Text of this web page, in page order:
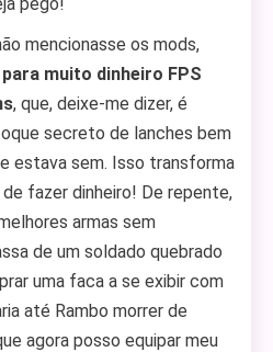
mencionasse os mods,
muito dinheiro FPS
, que, deixe-me dizer, é
secreto de lanches bem
estava sem. Isso transforma
fazer dinheiro! De repente,
armas sem
de um soldado quebrado
uma faca a se exibir com
até Rambo morrer de
agora posso equipar meu